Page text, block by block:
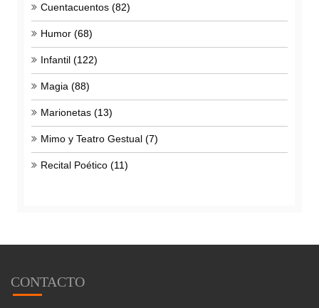
Cuentacuentos (82)
Humor (68)
Infantil (122)
Magia (88)
Marionetas (13)
Mimo y Teatro Gestual (7)
Recital Poético (11)
CONTACTO